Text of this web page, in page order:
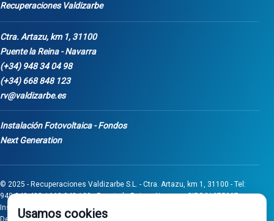
Recuperaciones Valdizarbe
Ctra. Artazu, km 1, 31100
Puente la Reina - Navarra
(+34) 948 34 04 98
(+34) 668 848 123
rv@valdizarbe.es
Instalación Fotovoltaica - Fondos
Next Generation
© 2025 - Recuperaciones Valdizarbe S.L. - Ctra. Artazu, km 1, 31100 - Tel:
948 340 498 / 668 848 123 - Puente la Reina - Navarra - CIF B31275837.
Inscrita en el Registro Mercantil de Navarra, Tomo 32, Folio 75, Hoja 525.
Desarrollado porSeintosoft
Usamos cookies